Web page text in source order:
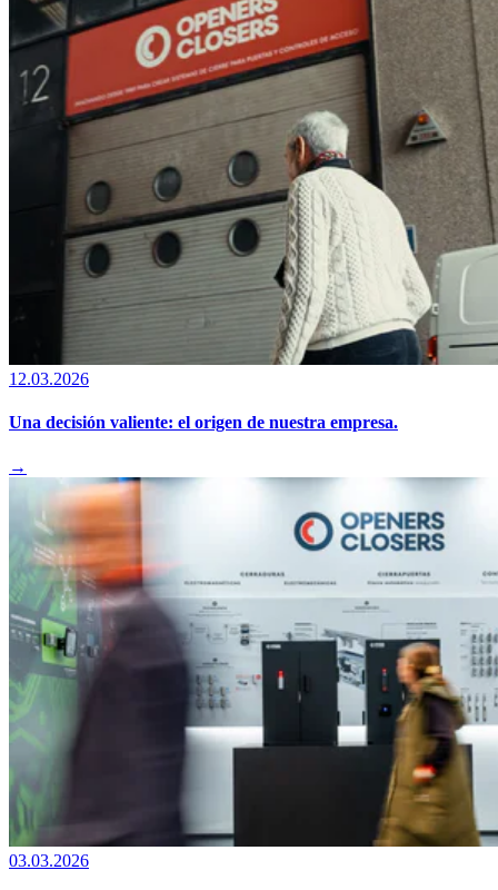
12.03.2026
Una decisión valiente: el origen de nuestra empresa.
→
03.03.2026